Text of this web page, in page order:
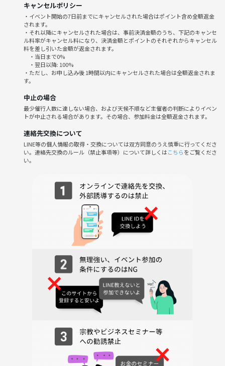
・12:45 新宿駅付近のお店集合＆受付
・13:00 スタート、自己紹介＆乾杯
・13:15〜 BBQタイム（食材準備→焼く→みんなで食べる）
・13:30〜おしゃべり＆自由タイム
・15:30 現地解散
◆参加費
🌱サークルの雰囲気
・アウトドア初心者もベテランも混ざって、笑顔が絶えない雰囲気で
・初参加＆おひとり様も心配不要。運営がしっかりフォローします。
・「休日に新しい出会い」「BBQのコツを教わる」「みんなと分け合う
楽しさ」など盛りだくさん！
下記の行為はご遠慮ください。
・勧誘・営業・告知・引き抜き・しつこいナンパ・暴言など
・過度なナンパ行為や迷惑行為
・開催内容や風景写真、動画のSNS等への無許可投稿
サークルやイベントの輪を乱す行動をする方、運営側の指示に従ってい
ただけない方や運営側が参加者様としてふさわしくないと判断した方
は、参加をお断りする場合がございます。
開放的なテラスで美味しいお肉と素敵な仲間と一緒に、心に残る休日を
楽しみませんか？ご参加を心よりお待ちしています！
キャンセルポリシー
・イベント開始の7日前までにキャンセルされた場合はポイント含め全額返金
されます。
・それ以降にキャンセルされた場合は、事前決済金額のうち、下記のキャンセ
ル料率がキャンセル料になり、決済金額とポイントのそれぞれからキャンセル
料を差し引いた金額が返金されます。
・当日まで0%
・翌日以降: 100%
・ただし、お申し込み後 1時間以内にキャンセルされた場合は全額返金されま
す。
中止の場合
最少催行人数に達しない場合、および天候不順など主催者の判断によりイベン
トが中止される場合があります。その場合、参加料金は全額返金されます。
連絡先交換について
LINE等の個人情報の取得・交換については双方同意のうえ慎重に行ってくださ
い。連絡先交換のルール（禁止事項等）について詳しくはこちらをご覧くださ
い。